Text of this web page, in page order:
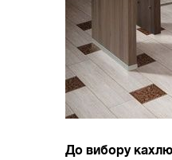
До вибору